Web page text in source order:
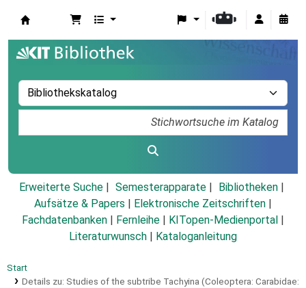
Erweiterte Suche Semesterapparate
Bibliotheken
Aufsätze & Papers
Elektronische Zeitschriften
Fachdatenbanken
Fernleihe KITopen-Medienportal
Literaturwunsch
Kataloganleitung
Start
Details zu: Studies of the subtribe Tachyina (Coleoptera: Carabidae: